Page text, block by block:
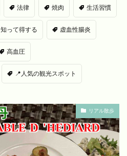
法律 焼肉 生活習慣
知って得する 虚血性腸炎
高血圧
📍人気の観光スポット
リアル散歩